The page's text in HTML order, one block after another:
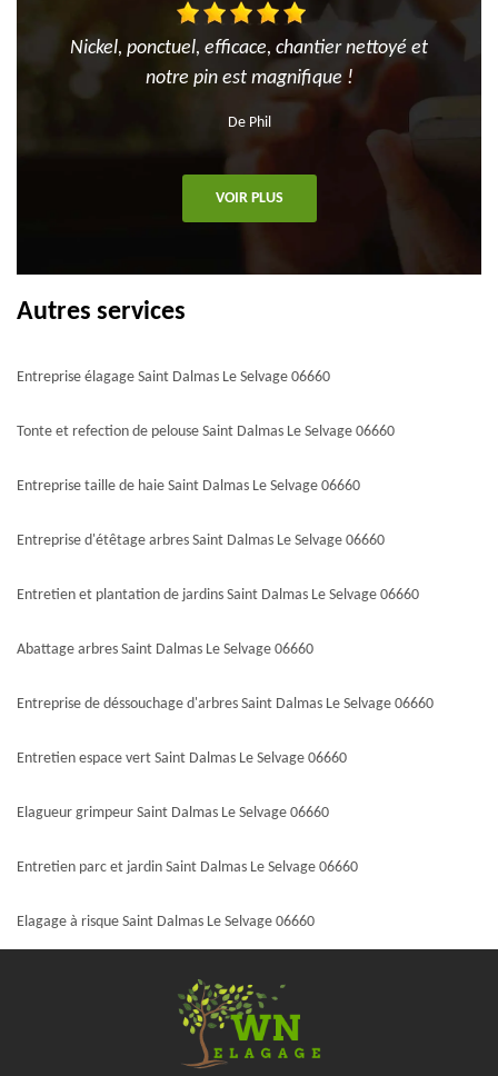
Nickel, ponctuel, efficace, chantier nettoyé et
notre pin est magnifique !
De Phil
VOIR PLUS
Autres services
Entreprise élagage Saint Dalmas Le Selvage 06660
Tonte et refection de pelouse Saint Dalmas Le Selvage 06660
Entreprise taille de haie Saint Dalmas Le Selvage 06660
Entreprise d'étêtage arbres Saint Dalmas Le Selvage 06660
Entretien et plantation de jardins Saint Dalmas Le Selvage 06660
Abattage arbres Saint Dalmas Le Selvage 06660
Entreprise de déssouchage d'arbres Saint Dalmas Le Selvage 06660
Entretien espace vert Saint Dalmas Le Selvage 06660
Elagueur grimpeur Saint Dalmas Le Selvage 06660
Entretien parc et jardin Saint Dalmas Le Selvage 06660
Elagage à risque Saint Dalmas Le Selvage 06660